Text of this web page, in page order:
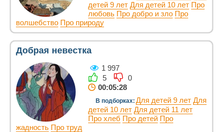
детей 9 лет Для детей 10 лет Про
любовь Про добро и зло Про
волшебство Про природу
Добрая невестка
1 997
5
0
00:05:28
В подборках: Для детей 9 лет Для
детей 10 лет Для детей 11 лет
Про хлеб Про детей Про
жадность Про труд